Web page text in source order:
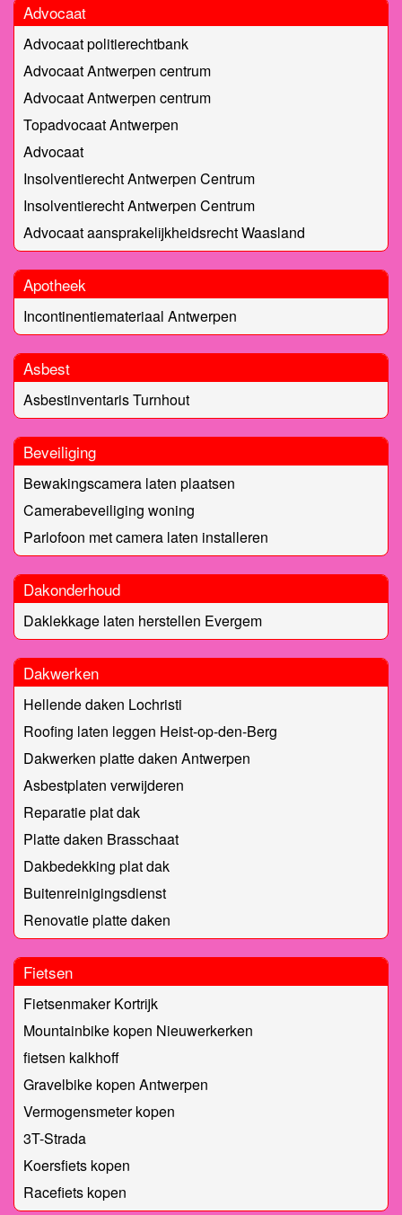
Advocaat
Advocaat politierechtbank
Advocaat Antwerpen centrum
Advocaat Antwerpen centrum
Topadvocaat Antwerpen
Advocaat
Insolventierecht Antwerpen Centrum
Insolventierecht Antwerpen Centrum
Advocaat aansprakelijkheidsrecht Waasland
Apotheek
Incontinentiemateriaal Antwerpen
Asbest
Asbestinventaris Turnhout
Beveiliging
Bewakingscamera laten plaatsen
Camerabeveiliging woning
Parlofoon met camera laten installeren
Dakonderhoud
Daklekkage laten herstellen Evergem
Dakwerken
Hellende daken Lochristi
Roofing laten leggen Heist-op-den-Berg
Dakwerken platte daken Antwerpen
Asbestplaten verwijderen
Reparatie plat dak
Platte daken Brasschaat
Dakbedekking plat dak
Buitenreinigingsdienst
Renovatie platte daken
Fietsen
Fietsenmaker Kortrijk
Mountainbike kopen Nieuwerkerken
fietsen kalkhoff
Gravelbike kopen Antwerpen
Vermogensmeter kopen
3T-Strada
Koersfiets kopen
Racefiets kopen